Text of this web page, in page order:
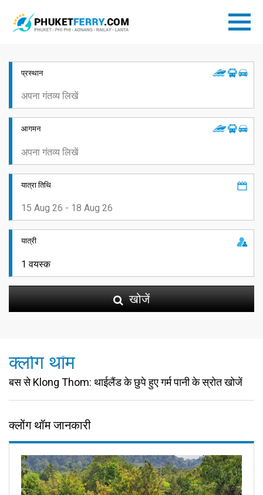
प्रस्थान
आगमन
यात्रा तिथि
यात्री
खोजें
क्लोंग थॉम
बस से Klong Thom: थाईलैंड के छुपे हुए गर्म पानी के स्रोत खोजें
क्लोंग थॉम जानकारी